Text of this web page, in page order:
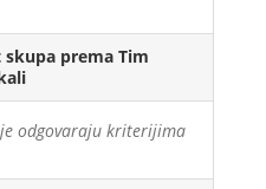
prema Tim
odgovaraju kriterijima